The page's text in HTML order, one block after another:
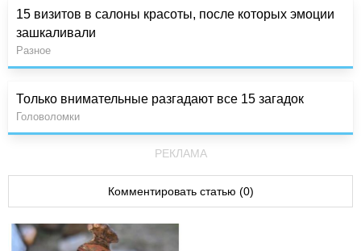
15 визитов в салоны красоты, после которых эмоции
зашкаливали
Разное
Только внимательные разгадают все 15 загадок
Головоломки
РЕКЛАМА
Комментировать статью (0)